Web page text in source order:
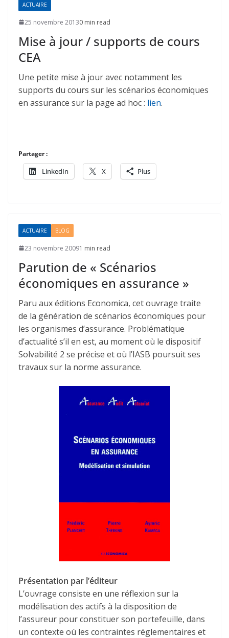
ACTUAIRE
25 novembre 20130 min read
Mise à jour / supports de cours
CEA
Une petite mise à jour avec notamment les
supports du cours sur les scénarios économiques
en assurance sur la page ad hoc : lien.
Partager :
LinkedIn X Plus
ACTUAIRE BLOG
23 novembre 20091 min read
Parution de « Scénarios
économiques en assurance »
Paru aux éditions Economica, cet ouvrage traite
de la génération de scénarios économiques pour
les organismes d’assurance. Problématique
d’actualité s’il en est, au moment où le dispositif
Solvabilité 2 se précise et où l’IASB poursuit ses
travaux sur la norme assurance.
Présentation par l’éditeur
L’ouvrage consiste en une réflexion sur la
modélisation des actifs à la disposition de
l’assureur pour constituer son portefeuille, dans
un contexte où les contraintes réglementaires et